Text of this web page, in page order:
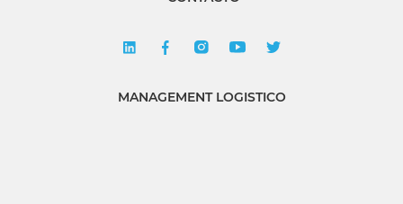
MANAGEMENT LOGISTICO